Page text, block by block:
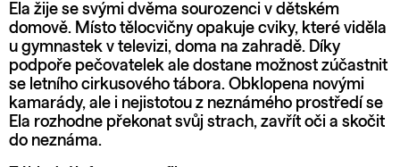
Ela žije se svými dvěma sourozenci v dětském
domově. Místo tělocvičny opakuje cviky, které viděla
u gymnastek v televizi, doma na zahradě. Díky
podpoře pečovatelek ale dostane možnost zúčastnit
se letního cirkusového tábora. Obklopena novými
kamarády, ale i nejistotou z neznámého prostředí se
Ela rozhodne překonat svůj strach, zavřít oči a skočit
do neznáma.